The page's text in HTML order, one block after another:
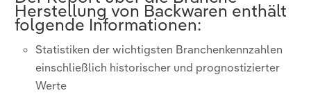
Herstellung von Backwaren enthält
folgende Informationen:
Statistiken der wichtigsten Branchenkennzahlen
einschließlich historischer und prognostizierter
Werte